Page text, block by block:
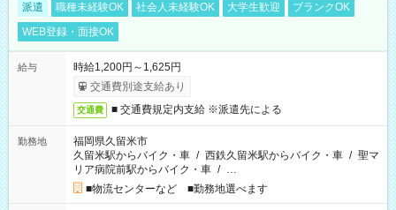
派遣 職種未経験OK 社会人未経験OK 大学生歓迎
ブランクOK
WEB登録・面接OK
給与
時給1,200円～1,625円
交通費別途支給あり
交通費 ■ 交通費規定内支給 ※派遣先による
勤務地
福岡県久留米市
久留米駅からバイク・車 / 西鉄久留米駅からバイク・車 / 聖マ
リア病院前駅からバイク・車 / …
■物流センターなど ■勤務地選べます